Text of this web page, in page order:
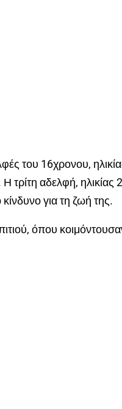
του 16χρονου,
τρίτη αδελφή, ηλικίας
για τη ζωή της.
όπου